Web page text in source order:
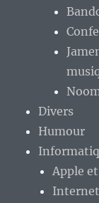
Divers
Humour
Apple
Internet